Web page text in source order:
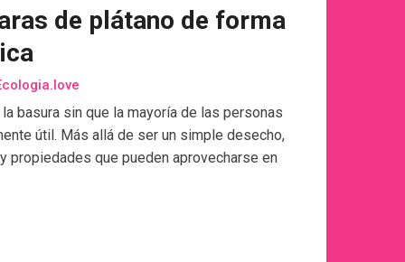
de plátano de forma
basura sin que la mayoría de las personas
útil. Más allá de ser un simple desecho,
propiedades que pueden aprovecharse en